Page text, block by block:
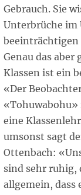
Gebrauch. Sie
Unterbrüche im
beeinträchtigen
Genau das aber
Klassen ist ein
«Der
eine
umsonst sagt
Ottenbach:
sind sehr ruhig,
allgemein, dass